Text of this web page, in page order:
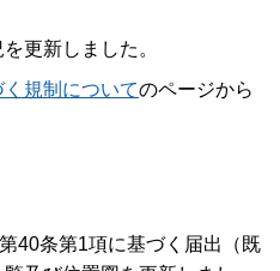
更新しました。
規制についてのページから
40条第1項に基づく届出（既